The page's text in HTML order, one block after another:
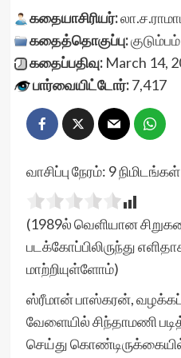
கதையாசிரியர்:
கதைத்தொகுப்பு:குடும்பம்
கதைப்பதிவு:March 14,
பார்வையிட்டோர்:7,417
வாசிப்பு நேரம்: 9நிமிடங்கள்
(1989ல் வெளியான
படக்கோப்பிலிருந்து
மாற்றியுள்ளோம்)
ஸ்ரீமான் பாஸ்கரன்,
வேளையில் சிந்தாமணி
செய்து